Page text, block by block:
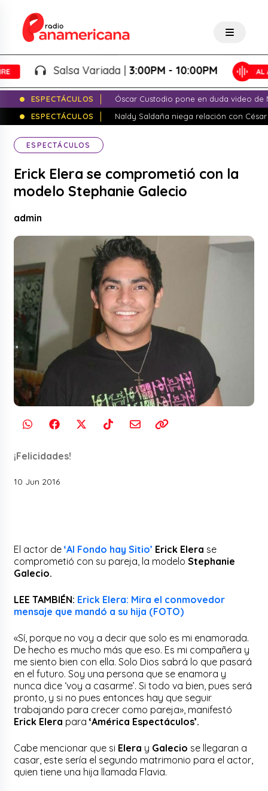
Salsa Variada |3:00PM - 10:00PM
ESPECTÁCULOS
Óscar Custodio pone en duda video de
ESPECTÁCULOS
Naldy Saldaña niega relación con
ESPECTÁCULOS
Erick Elera se comprometió con la
modelo Stephanie Galecio
admin
¡Felicidades!
10 Jun 2016
El actor de‘Al Fondo hay Sitio’ Erick Elera se
comprometió con su pareja, la modeloStephanie
Galecio.
LEE TAMBIÉN: Erick Elera: Mira el conmovedor
mensaje que mandó a su hija (FOTO)
«Sí, porque no voy a decir que solo es mi enamorada.
De hecho es mucho más que eso. Es mi compañera y
me siento bien con ella. Solo Dios sabrá lo que pasará
en el futuro. Soy una persona que se enamora y
nunca dice ‘voy a casarme’. Si todo va bien, pues será
pronto, y si no pues entonces hay que seguir
trabajando para crecer como pareja», manifestó
Erick Elera para ‘América Espectáculos’.
Cabe mencionar que si Elera y Galecio se llegaran a
casar, este sería el segundo matrimonio para el actor,
quien tiene una hija llamada Flavia.